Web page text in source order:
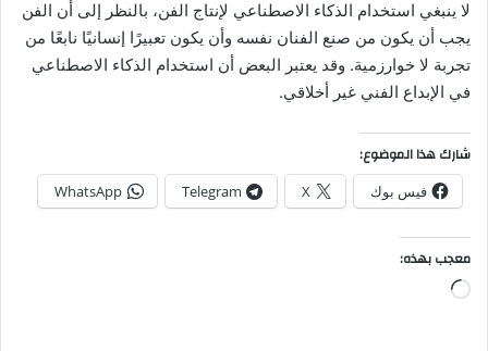
لا ينبغي استخدام الذكاء الاصطناعي لإنتاج الفن، بالنظر إلى أن الفن
يجب أن يكون من صنع الفنان نفسه وأن يكون تعبيرًا إنسانيًا نابعًا من
تجربة لا خوارزمية. وقد يعتبر البعض أن استخدام الذكاء الاصطناعي
في الإبداع الفني غير أخلاقي.
شارك هذا الموضوع:
فيس بوك X
Telegram
WhatsApp
معجب بهذه:
جاري